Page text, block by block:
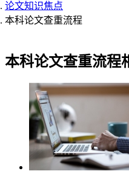
论文知识焦点
本科论文查重流程
本科论文查重流程